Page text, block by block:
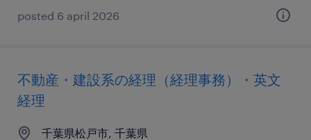
posted 6 april 2026
不動産・建設系の経理（経理事務）・英文
経理
千葉県松戸市, 千葉県